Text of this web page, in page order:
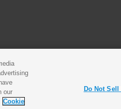
示
Co., Ltd.
our
Cookie
Do Not